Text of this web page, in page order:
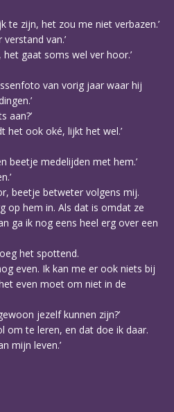
te zijn, het zou me niet verbazen.’
verstand van.’
het gaat soms wel ver hoor.’
van vorig jaar waar hij
aan?’
het ook oké, lijkt het wel.’
beetje medelijden met hem.’
beetje betweter volgens mij.
op hem in. Als dat is omdat ze
ga ik nog eens heel erg over een
het spottend.
even. Ik kan me er ook niets bij
even moet om niet in de
jezelf kunnen zijn?’
om te leren, en dat doe ik daar.
mijn leven.’